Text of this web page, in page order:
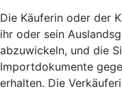
Die Käuferin oder der
ihr oder sein
abzuwickeln, und die
Importdokumente
erhalten. Die